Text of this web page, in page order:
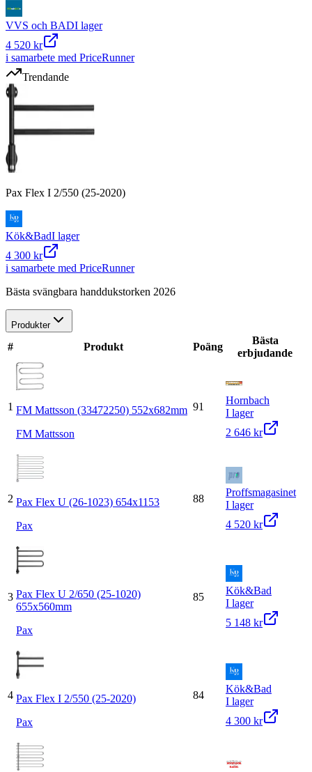
VVS och BADI lager
4 520 kr
i samarbete med PriceRunner
Trendande
Pax Flex I 2/550 (25-2020)
Kök&BadI lager
4 300 kr
i samarbete med PriceRunner
Bästa svängbara handdukstorken 2026
Produkter
# Produkt Poäng
Bästa
erbjudande
1 FM Mattsson (33472250) 552x682mm
FM Mattsson
91
Hornbach
I lager
2 646 kr
2 Pax Flex U (26-1023) 654x1153
Pax
88
Proffsmagasinet
I lager
4 520 kr
3 Pax Flex U 2/650 (25-1020)
655x560mm
Pax
85
Kök&Bad
I lager
5 148 kr
4 Pax Flex I 2/550 (25-2020)
Pax
84
Kök&Bad
I lager
4 300 kr